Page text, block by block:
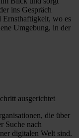
ins Gespräch
wo es
Umgebung, in der
ausgerichtet
die über
Suche nach
digitalen Welt sind.